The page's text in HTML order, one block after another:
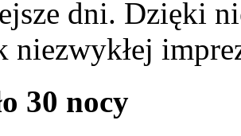
dni. Dzięki
niezwykłej
30 nocy